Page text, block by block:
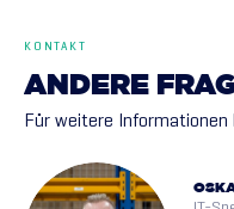
KONTAKT
ANDERE
Für weitere